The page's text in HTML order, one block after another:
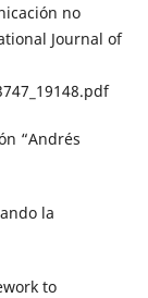
no
Journal of
“Andrés
la
to